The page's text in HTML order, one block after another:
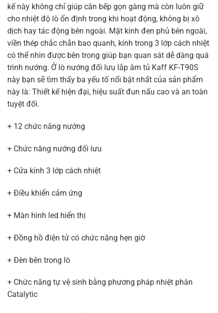
kế này không chỉ giúp căn bếp gọn gàng mà còn luôn giữ
cho nhiệt độ lò ổn định trong khi hoạt động, không bị xô
dịch hay tác động bên ngoài. Mặt kính đen phủ bên ngoài,
viền thép chắc chắn bao quanh, kính trong 3 lớp cách nhiệt
có thể nhìn được bên trong giúp bạn quan sát dễ dàng quá
trình nướng. Ở lò nướng đối lưu lắp âm tủ Kaff KF-T90S
này bạn sẽ tìm thấy ba yếu tố nổi bật nhất của sản phẩm
này là: Thiết kế hiện đại, hiệu suất đun nấu cao và an toàn
tuyệt đối.
+ 12 chức năng nướng
+ Chức năng nướng đối lưu
+ Cửa kính 3 lớp cách nhiệt
+ Điều khiển cảm ứng
+ Màn hình led hiển thị
+ Đồng hồ điện tử có chức năng hẹn giờ
+ Đèn bên trong lò
+ Chức năng tự vệ sinh bằng phương pháp nhiệt phân
Catalytic